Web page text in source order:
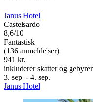
Janus Hotel
Castelsardo
8,6/10
Fantastisk
(136 anmeldelser)
941 kr.
inkluderer skatter og gebyrer
3. sep. - 4. sep.
Janus Hotel